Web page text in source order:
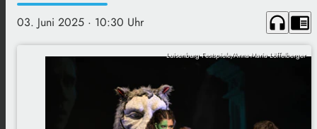
03. Juni 2025 · 10:30 Uhr headphones chrome_reader_mode
Luisenburg Festspiele/Anna-Maria Löffelberger